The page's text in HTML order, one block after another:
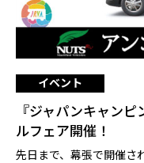
イベント
『ジャパンキャン
ルフェア開催！
先日まで、幕張で開催さ